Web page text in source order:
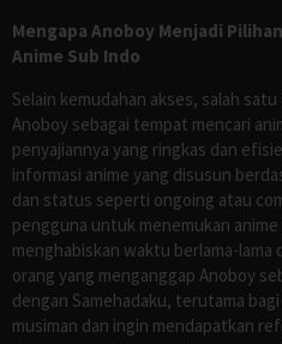
Mengapa Anoboy Menjadi
Anime Sub Indo
Selain kemudahan akses, salah
Anoboy sebagai tempat mencari
penyajiannya yang ringkas dan
informasi anime yang disusun
dan status seperti ongoing atau
pengguna untuk menemukan
menghabiskan waktu berlama-lama
orang yang menganggap Anoboy
dengan Samehadaku, terutama
musiman dan ingin mendapatkan